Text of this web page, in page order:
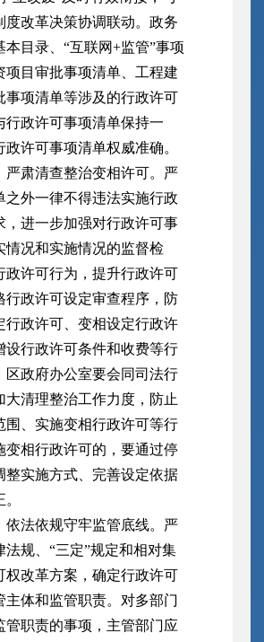
度改革决策协调联动。政务
本目录、“互联网+监管”事项
项目审批事项清单、工程建
事项清单等涉及的行政许可
行政许可事项清单保持一
政许可事项清单权威准确。
严肃清查整治变相许可。严
之外一律不得违法实施行政
，进一步加强对行政许可事
情况和实施情况的监督检
政许可行为，提升行政许可
行政许可设定审查程序，防
行政许可、变相设定行政许
设行政许可条件和收费等行
区政府办公室要会同司法行
大清理整治工作力度，防止
围、实施变相行政许可等行
变相行政许可的，要通过停
整实施方式、完善设定依据
依法依规守牢监管底线。严
法规、“三定”规定和相对集
权改革方案，确定行政许可
主体和监管职责。对多部门
管职责的事项，主管部门应